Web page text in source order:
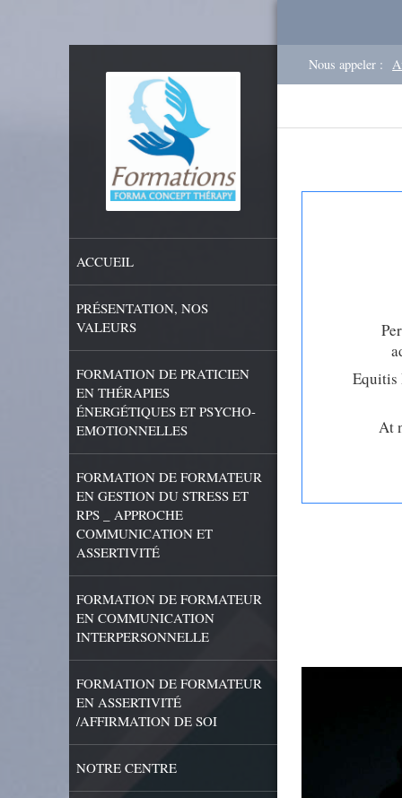
ACCUEIL
PRÉSENTATION, NOS
VALEURS
FORMATION DE PRATICIEN
EN THÉRAPIES
ÉNERGÉTIQUES ET PSYCHO-
EMOTIONNELLES
FORMATION DE FORMATEUR
EN GESTION DU STRESS ET
RPS _ APPROCHE
COMMUNICATION ET
ASSERTIVITÉ
FORMATION DE FORMATEUR
EN COMMUNICATION
INTERPERSONNELLE
FORMATION DE FORMATEUR
EN ASSERTIVITÉ
/AFFIRMATION DE SOI
NOTRE CENTRE
Nous appeler :
Equitis
At